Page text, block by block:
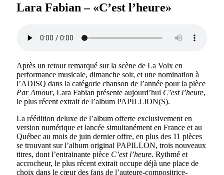
Lara Fabian – «C’est l’heure»
Après un retour remarqué sur la scène de La Voix en
performance musicale, dimanche soir, et une nomination à
l’ADISQ dans la catégorie chanson de l’année pour la pièce
Par Amour, Lara Fabian présente aujourd’hui C’est l’heure,
le plus récent extrait de l’album PAPILLION(S).
La réédition deluxe de l’album offerte exclusivement en
version numérique et lancée simultanément en France et au
Québec au mois de juin dernier offre, en plus des 11 pièces
se trouvant sur l’album original PAPILLON, trois nouveaux
titres, dont l’entrainante pièce C’est l’heure. Rythmé et
accrocheur, le plus récent extrait occupe déjà une place de
choix dans le cœur des fans de l’auteure-compositrice-